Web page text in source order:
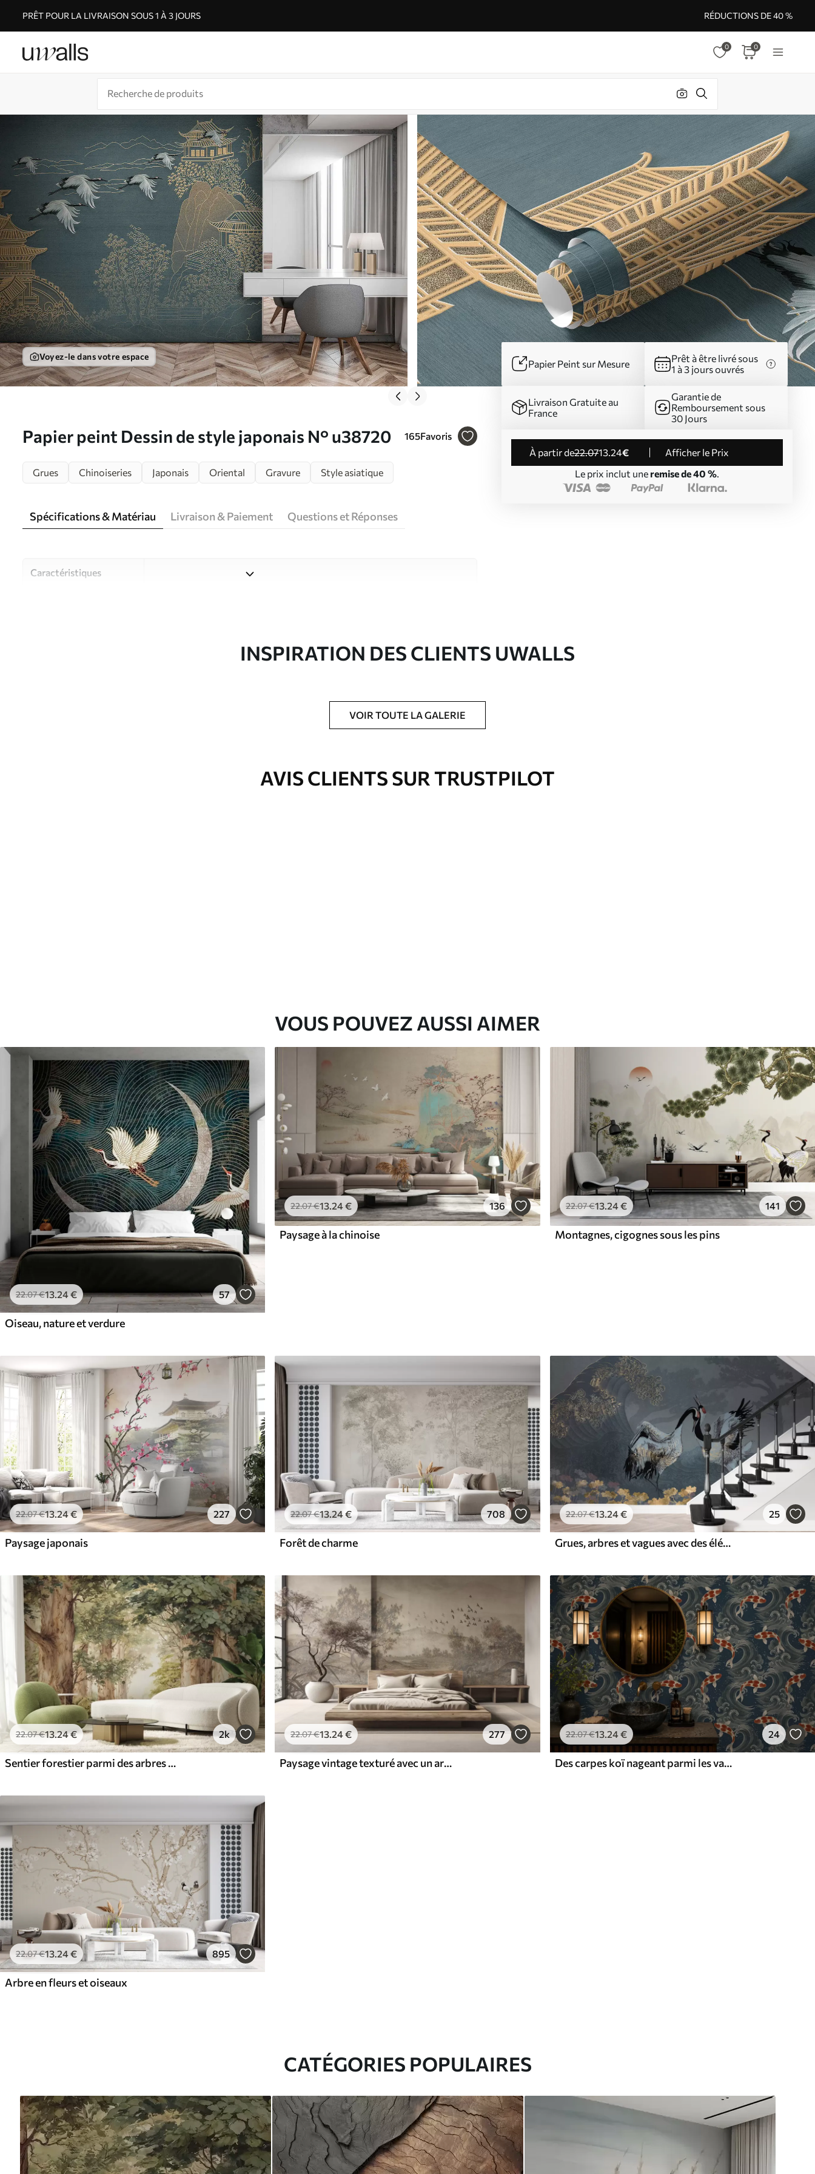
PRÊT POUR LA LIVRAISON SOUS 1 À 3 JOURS RÉDUCTIONS DE 40 %
0 0
Voyez-le dans votre espace
Papier peint Dessin de style japonais N° u38720 165Favoris
Papier Peint sur Mesure
Prêt à être livré sous
1 à 3 jours ouvrés
Livraison Gratuite au
France
Garantie de
Remboursement sous
30 Jours
à partir de22.0713.24€
Afficher le Prix
Le prix inclut une remise de 40 %.
Grues Chinoiseries Japonais Oriental Gravure Style asiatique
Spécifications & Matériau Livraison & Paiement Questions et Réponses
Caractéristiques
Studio de design Uwalls
Vernis protecteur et/ou colle pour papier peint disponibles.
INSPIRATION DES CLIENTS UWALLS
VOIR TOUTE LA GALERIE
AVIS CLIENTS SUR TRUSTPILOT
VOUS POUVEZ AUSSI AIMER
22.07€13 .24€ 57
Oiseau, nature et verdure
22.07€13 .24€ 136
Paysage à la chinoise
22.07€13.24€ 141
Montagnes, cigognes sous les pins
22.07€13.24€ 227
Paysage japonais
22.07€13.24€ 708
Forêt de charme
22.07€13.24€ 25
Grues, arbres et vagues avec des éléments de style chinois
22.07€13.24€ 2k
Sentier forestier parmi des arbres majestueux, style aquarelle
22.07€13 .24€ 277
Paysage vintage texturé avec un arbre près d'une rivière et un ciel nuageux, art de la nature en tons sépia
22.07€13.24€ 24
Des carpes koï nageant parmi les vagues spectaculaires de l'océan
22.07€13.24€ 895
Arbre en fleurs et oiseaux
CATÉGORIES POPULAIRES